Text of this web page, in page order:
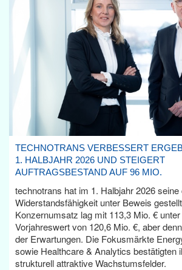
TECHNOTRANS VERBESSERT
1. HALBJAHR 2026 UND STEIGERT
AUFTRAGSBESTAND AUF 96 MIO.
technotrans hat im 1. Halbjahr 2026 seine
Widerstandsfähigkeit unter Beweis
Konzernumsatz lag mit 113,3 Mio. €
Vorjahreswert von 120,6 Mio. €, aber
der Erwartungen. Die Fokusmärkte
sowie Healthcare & Analytics bestätigten
strukturell attraktive Wachstumsfelder.